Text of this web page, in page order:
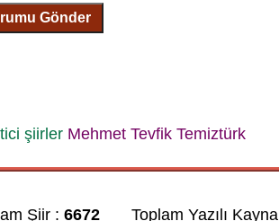
Gönder
şiirler Mehmet Tevfik Temiztürk
Şiir :6672 Toplam Yazılı